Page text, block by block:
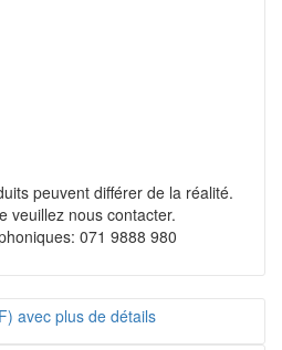
peuvent différer de la réalité.
veuillez nous contacter.
071 9888 980
avec plus de détails